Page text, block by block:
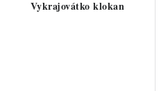
Vykrajovátko klokan